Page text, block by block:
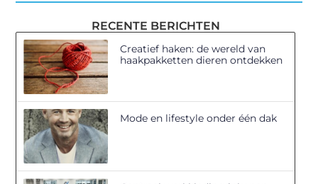
RECENTE BERICHTEN
Creatief haken: de wereld van
haakpakketten dieren ontdekken
Mode en lifestyle onder één dak